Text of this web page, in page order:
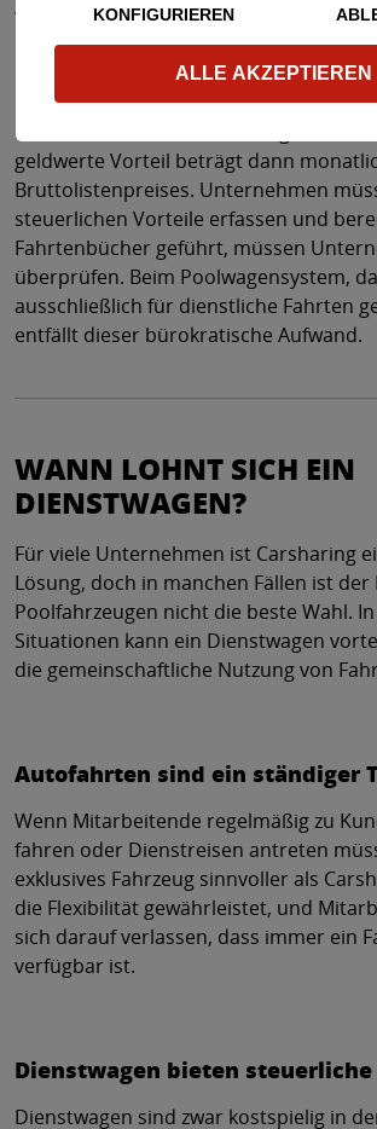
wenn Mitarbeitende ihren Dienstwagen
Freizeit fahren. Denn dies stellt einen
dar, den Arbeitnehmer versteuern
unterschiedliche Regelungen. Häufig
Mitarbeitende von der 1%-Regel
geldwerte Vorteil beträgt dann
Bruttolistenpreises. Unternehmen
steuerlichen Vorteile erfassen und
Fahrtenbücher geführt, müssen
überprüfen. Beim Poolwagensystem,
ausschließlich für dienstliche Fahrten
entfällt dieser bürokratische Aufwand.
WANN LOHNT SICH EIN
DIENSTWAGEN?
Für viele Unternehmen ist Carsharing
Lösung, doch in manchen Fällen ist der
Poolfahrzeugen nicht die beste Wahl.
Situationen kann ein Dienstwagen
die gemeinschaftliche Nutzung von
Autofahrten sind ein ständiger
Wenn Mitarbeitende regelmäßig zu
fahren oder Dienstreisen antreten
exklusives Fahrzeug sinnvoller als
die Flexibilität gewährleistet, und
sich darauf verlassen, dass immer ein
verfügbar ist.
Dienstwagen bieten
Dienstwagen sind zwar kostspielig in
KONFIGURIEREN
ALLE AKZEPTIEREN